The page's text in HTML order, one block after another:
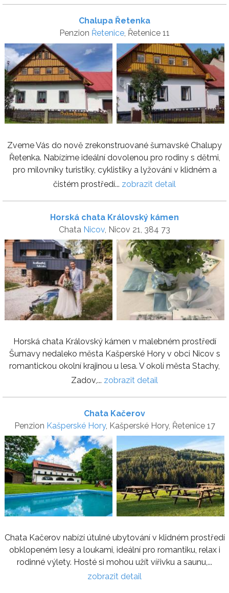
Chalupa Řetenka
Penzion Řetenice, Řetenice 11
Zveme Vás do nově zrekonstruované šumavské Chalupy
Řetenka. Nabízíme ideální dovolenou pro rodiny s dětmi,
pro milovníky turistiky, cyklistiky a lyžování v klidném a
čistém prostředí... zobrazit detail
Horská chata Královský kámen
Chata Nicov , Nicov 21, 384 73
Horská chata Královský kámen v malebném prostředí
Šumavy nedaleko města Kašperské Hory v obci Nicov s
romantickou okolní krajinou u lesa. V okolí města Stachy,
Zadov,... zobrazit detail
Chata Kačerov
Penzion Kašperské Hory, Kašperské Hory, Řetenice 17
Chata Kačerov nabízí útulné ubytování v klidném prostředí
obklopeném lesy a loukami, ideální pro romantiku, relax i
rodinné výlety. Hosté si mohou užít vířivku a saunu,...
zobrazit detail